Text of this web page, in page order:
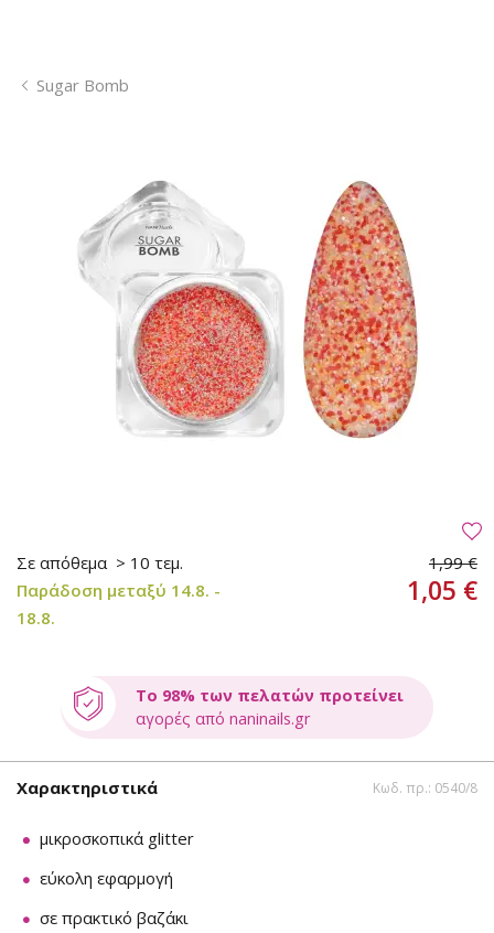
Sugar Bomb
Σε απόθεμα > 10 τεμ.
Παράδοση μεταξύ 14.8. -
18.8.
1,99 €
1,05 €
Το 98% των πελατών προτείνει
αγορές από naninails.gr
Χαρακτηριστικά Κωδ. πρ.: 0540/8
μικροσκοπικά glitter
εύκολη εφαρμογή
σε πρακτικό βαζάκι